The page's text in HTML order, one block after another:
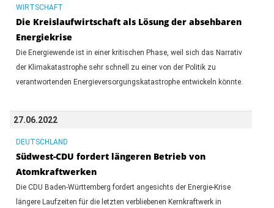
WIRTSCHAFT
Die Kreislaufwirtschaft als Lösung der absehbaren
Energiekrise
Die Energiewende ist in einer kritischen Phase, weil sich das Narrativ
der Klimakatastrophe sehr schnell zu einer von der Politik zu
verantwortenden Energieversorgungskatastrophe entwickeln könnte.
27.06.2022
DEUTSCHLAND
Südwest-CDU fordert längeren Betrieb von
Atomkraftwerken
Die CDU Baden-Württemberg fordert angesichts der Energie-Krise
längere Laufzeiten für die letzten verbliebenen Kernkraftwerk in